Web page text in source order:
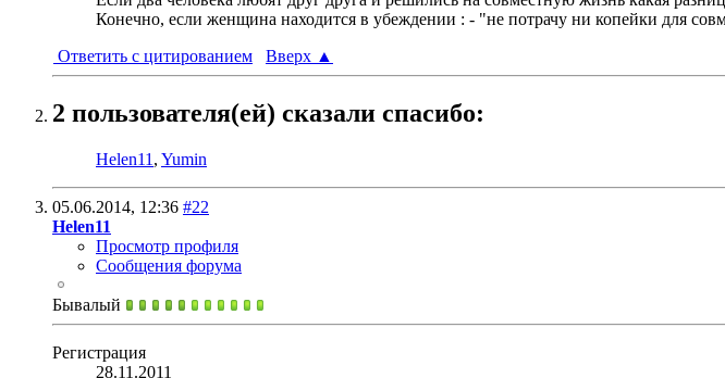
Конечно, если женщина находится в убеждении : - "не потрачу ни копейки для
Ответить с цитированием
Вверх ▲
2 пользователя(ей) сказали cпасибо:
Helen11 , Yumin
05.06.2014, 12:36 #22
Helen11
Просмотр профиля
Сообщения форума
Бывалый
Регистрация
28.11.2011